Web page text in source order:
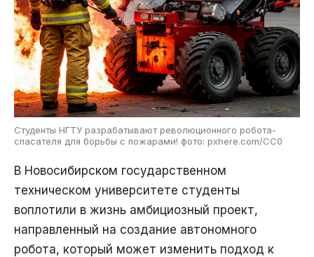
Студенты НГТУ разрабатывают революционного робота-
спасателя для борьбы с пожарами! фото: pxhere.com/CC0
В Новосибирском государственном
техническом университете студенты
воплотили в жизнь амбициозный проект,
направленный на создание автономного
робота, который может изменить подход к